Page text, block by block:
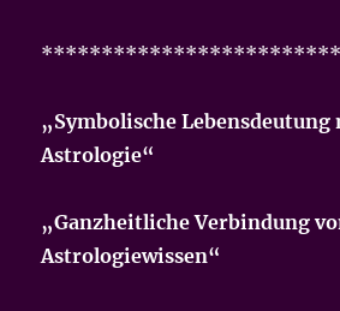
„Symbolische
Astrologie“
„Ganzheitliche Verbindung
Astrologiewissen“